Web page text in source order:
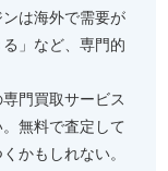
は海外で需要が
」など、専門的
門買取サービス
無料で査定して
かもしれない。